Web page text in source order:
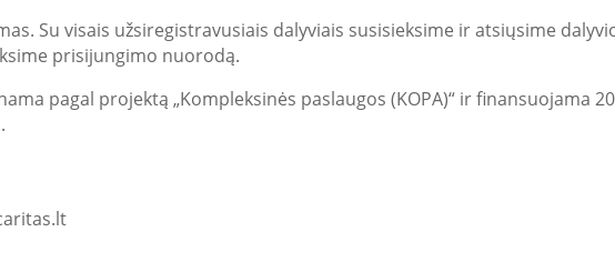
Su visais užsiregistravusiais dalyviais susisieksime ir atsiųsime
prisijungimo nuorodą.
pagal projektą „Kompleksinės paslaugos (KOPA)“ ir finansuojama